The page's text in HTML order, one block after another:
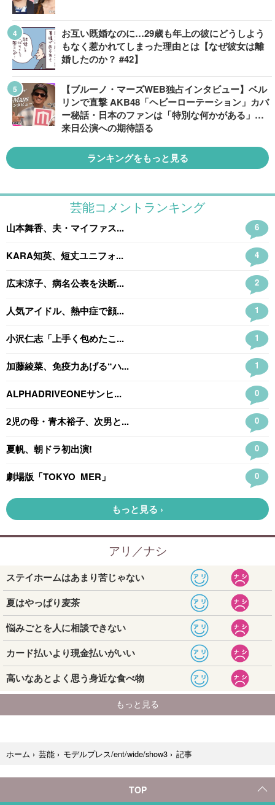
お互い既婚なのに…29歳も年上の彼にどうしよう
もなく惹かれてしまった理由とは【なぜ彼女は離
婚したのか？ #42】
【ブルーノ・マーズWEB独占インタビュー】ベル
リンで直撃 AKB48「ヘビーローテーション」カバ
ー秘話・日本のファンは「特別な何かがある」…
来日公演への期待語る
ランキングをもっと見る
ホーム › 芸能 › モデルプレス/ent/wide/show3 › 記事
TOP